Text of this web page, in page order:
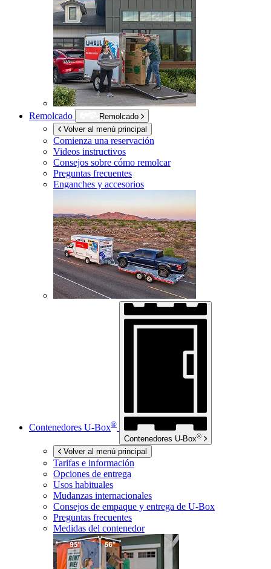
Remolcado
Remolcado
Volver al menú principal
Comienza una reservación
Videos instructivos
Consejos sobre cómo remolcar
Preguntas frecuentes
Enganches y accesorios
Contenedores U-Box®
Contenedores U-Box®
Volver al menú principal
Tarifas e información
Opciones de entrega
Usos habituales
Mudanzas internacionales
Consejos de empaque y entrega de U-Box
Preguntas frecuentes
Medidas del contenedor